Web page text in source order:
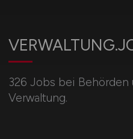
326 Jobs bei Behörden
Verwaltung.